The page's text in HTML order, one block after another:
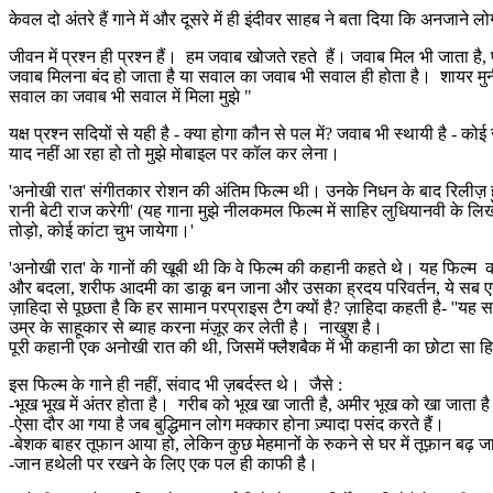
केवल दो अंतरे हैं गाने में और दूसरे में ही इंदीवर साहब ने बता दिया कि अनजाने
जीवन में प्रश्न ही प्रश्न हैं। हम जवाब खोजते रहते हैं। जवाब मिल भी जाता
जवाब मिलना बंद हो जाता है या सवाल का जवाब भी सवाल ही होता है।
सवाल का जवाब भी सवाल में मिला मुझे "
यक्ष प्रश्न सदियों से यही है - क्या होगा कौन से पल में? जवाब भी स्थायी है -
याद नहीं आ रहा हो तो मुझे मोबाइल पर कॉल कर लेना।
'अनोखी रात' संगीतकार रोशन की अंतिम फिल्म थी। उनके निधन के बाद
रानी बेटी राज करेगी' (यह गाना मुझे नीलकमल फिल्म में साहिर लुधियानवी के
तोड़ो, कोई कांटा चुभ जायेगा।'
'अनोखी रात' के गानों की खूबी थी कि वे फिल्म की कहानी कहते थे। यह फिल्म
और बदला, शरीफ आदमी का डाकू बन जाना और उसका ह्रदय परिवर्तन, ये सब
ज़ाहिदा से पूछता है कि हर सामान परप्राइस टैग क्यों है? ज़ाहिदा कहती है-
उम्र के साहूकार से ब्याह करना मंज़ूर कर लेती है। नाखुश है।
पूरी कहानी एक अनोखी रात की थी, जिसमें फ्लैशबैक में भी कहानी का छोटा सा
इस फिल्म के गाने ही नहीं, संवाद भी ज़बर्दस्त थे। जैसे :
-भूख भूख में अंतर होता है। गरीब को भूख खा जाती है, अमीर भूख को खा जाता
-ऐसा दौर आ गया है जब बुद्धिमान लोग मक्कार होना ज़्यादा पसंद करते हैं।
-बेशक बाहर तूफान आया हो, लेकिन कुछ मेहमानों के रुकने से घर में तूफ़ान बढ़
-जान हथेली पर रखने के लिए एक पल ही काफी है।